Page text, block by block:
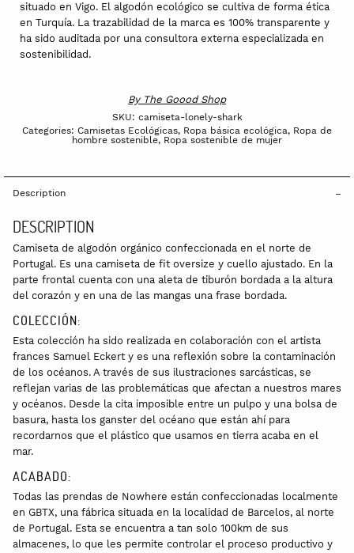
situado en Vigo. El algodón ecológico se cultiva de forma ética
en Turquía. La trazabilidad de la marca es 100% transparente y
ha sido auditada por una consultora externa especializada en
sostenibilidad.
By The Goood Shop
SKU: camiseta-lonely-shark
Categories: Camisetas Ecológicas, Ropa básica ecológica, Ropa de
hombre sostenible, Ropa sostenible de mujer
Description
DESCRIPTION
Camiseta de algodón orgánico confeccionada en el norte de
Portugal. Es una camiseta de fit oversize y cuello ajustado. En la
parte frontal cuenta con una aleta de tiburón bordada a la altura
del corazón y en una de las mangas una frase bordada.
COLECCIÓN:
Esta colección ha sido realizada en colaboración con el artista
frances Samuel Eckert y es una reflexión sobre la contaminación
de los océanos. A través de sus ilustraciones sarcásticas, se
reflejan varias de las problemáticas que afectan a nuestros mares
y océanos. Desde la cita imposible entre un pulpo y una bolsa de
basura, hasta los ganster del océano que están ahí para
recordarnos que el plástico que usamos en tierra acaba en el
mar.
ACABADO:
Todas las prendas de Nowhere están confeccionadas localmente
en GBTX, una fábrica situada en la localidad de Barcelos, al norte
de Portugal. Esta se encuentra a tan solo 100km de sus
almacenes, lo que les permite controlar el proceso productivo y